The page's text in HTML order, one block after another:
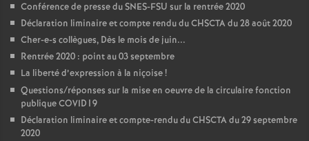
Conférence de presse du SNES-FSU sur la rentrée 2020
Déclaration liminaire et compte rendu du CHSCTA du 28 août 2020
Cher-e-s collègues, Dès le mois de juin...
Rentrée 2020 : point au 03 septembre
La liberté d’expression à la niçoise!
Questions/réponses sur la mise en oeuvre de la circulaire fonction
publique COVID19
Déclaration liminaire et compte-rendu du CHSCTA du 29 septembre
2020